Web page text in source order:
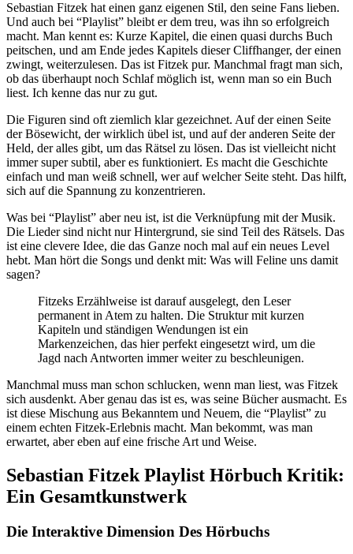
Sebastian Fitzek hat einen ganz eigenen Stil, den seine Fans lieben.
Und auch bei “Playlist” bleibt er dem treu, was ihn so erfolgreich
macht. Man kennt es: Kurze Kapitel, die einen quasi durchs Buch
peitschen, und am Ende jedes Kapitels dieser Cliffhanger, der einen
zwingt, weiterzulesen. Das ist Fitzek pur. Manchmal fragt man sich,
ob das überhaupt noch Schlaf möglich ist, wenn man so ein Buch
liest. Ich kenne das nur zu gut.
Die Figuren sind oft ziemlich klar gezeichnet. Auf der einen Seite
der Bösewicht, der wirklich übel ist, und auf der anderen Seite der
Held, der alles gibt, um das Rätsel zu lösen. Das ist vielleicht nicht
immer super subtil, aber es funktioniert. Es macht die Geschichte
einfach und man weiß schnell, wer auf welcher Seite steht. Das hilft,
sich auf die Spannung zu konzentrieren.
Was bei “Playlist” aber neu ist, ist die Verknüpfung mit der Musik.
Die Lieder sind nicht nur Hintergrund, sie sind Teil des Rätsels. Das
ist eine clevere Idee, die das Ganze noch mal auf ein neues Level
hebt. Man hört die Songs und denkt mit: Was will Feline uns damit
sagen?
Fitzeks Erzählweise ist darauf ausgelegt, den Leser
permanent in Atem zu halten. Die Struktur mit kurzen
Kapiteln und ständigen Wendungen ist ein
Markenzeichen, das hier perfekt eingesetzt wird, um die
Jagd nach Antworten immer weiter zu beschleunigen.
Manchmal muss man schon schlucken, wenn man liest, was Fitzek
sich ausdenkt. Aber genau das ist es, was seine Bücher ausmacht. Es
ist diese Mischung aus Bekanntem und Neuem, die “Playlist” zu
einem echten Fitzek-Erlebnis macht. Man bekommt, was man
erwartet, aber eben auf eine frische Art und Weise.
Sebastian Fitzek Playlist Hörbuch Kritik:
Ein Gesamtkunstwerk
Die Interaktive Dimension Des Hörbuchs